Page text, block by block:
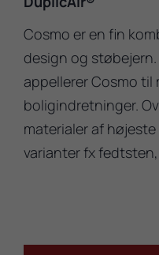
Cosmo er en fin
design og
appellerer Cosmo til
boligindretninger.
materialer af
varianter fx